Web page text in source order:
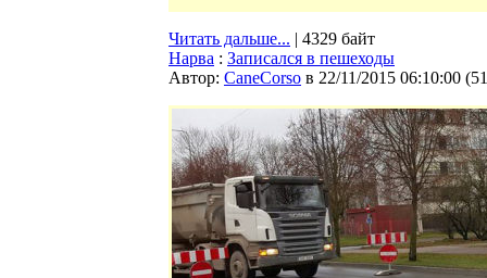
Читать дальше... | 4329 байт
Нарва : Записался в пешеходы
Автор: CaneCorso в 22/11/2015 06:10:00 (